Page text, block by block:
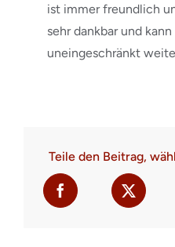
ist immer freundlich
sehr dankbar und
uneingeschränkt
Teile den Beitrag,